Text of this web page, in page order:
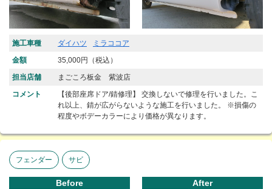
施工車種 ダイハツ
ミラココア
金額
35,000円（税込）
担当店舗
まごころ板金 紫波店
コメント
【後部座席ドア/錆修理】 交換しないで修理を行いました。こ
れ以上、錆が広がらないような施工を行いました。 ※損傷の
程度やボデーカラーにより価格が異なります。
フェンダー サビ
Before After